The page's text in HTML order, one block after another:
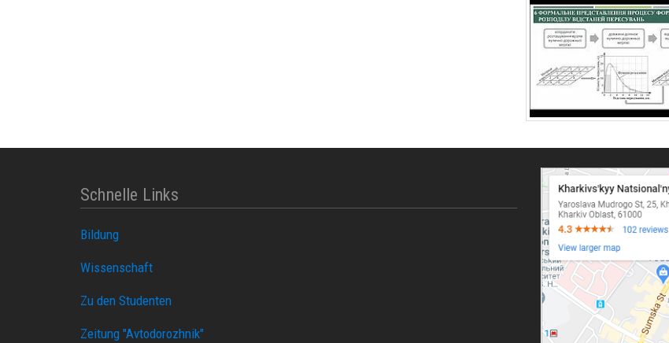
Schnelle Links
Bildung
Wissenschaft
Zu den Studenten
Zeitung "Avtodorozhnik"